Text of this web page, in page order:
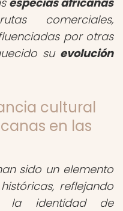
comerciales,
por otras
su evolución
cultural
en las
sido un elemento
reflejando
la identidad de